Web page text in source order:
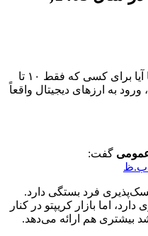
مقاله دیدگاه جالبی داشت، اما آیا برای کسی که فقط ۱۰ تا
ورود به ارزهای دیجیتال واقعاً
گفت:
فرد بستگی دارد.
اما بازار کریپتو در کنار
بیشتری هم ارائه می‌دهد.